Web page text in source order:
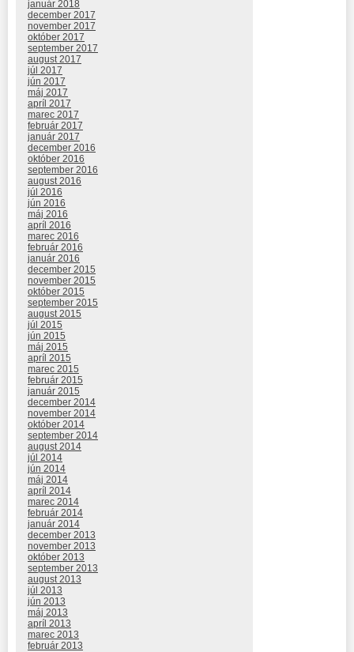
január 2018
december 2017
november 2017
október 2017
september 2017
august 2017
júl 2017
jún 2017
máj 2017
apríl 2017
marec 2017
február 2017
január 2017
december 2016
október 2016
september 2016
august 2016
júl 2016
jún 2016
máj 2016
apríl 2016
marec 2016
február 2016
január 2016
december 2015
november 2015
október 2015
september 2015
august 2015
júl 2015
jún 2015
máj 2015
apríl 2015
marec 2015
február 2015
január 2015
december 2014
november 2014
október 2014
september 2014
august 2014
júl 2014
jún 2014
máj 2014
apríl 2014
marec 2014
február 2014
január 2014
december 2013
november 2013
október 2013
september 2013
august 2013
júl 2013
jún 2013
máj 2013
apríl 2013
marec 2013
február 2013